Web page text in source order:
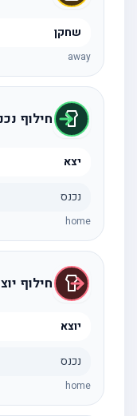
שחקן
away
חילוף נכנס
יצא
נכנס
home
חילוף יוצא
יוצא
נכנס
home